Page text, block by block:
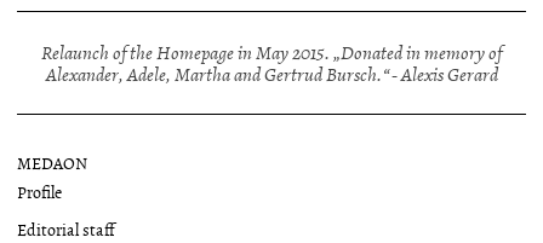
Relaunch of the Homepage in May 2015. „Donated in memory of
Alexander, Adele, Martha and Gertrud Bursch.“ - Alexis Gerard
MEDAON
Profile
Editorial staff